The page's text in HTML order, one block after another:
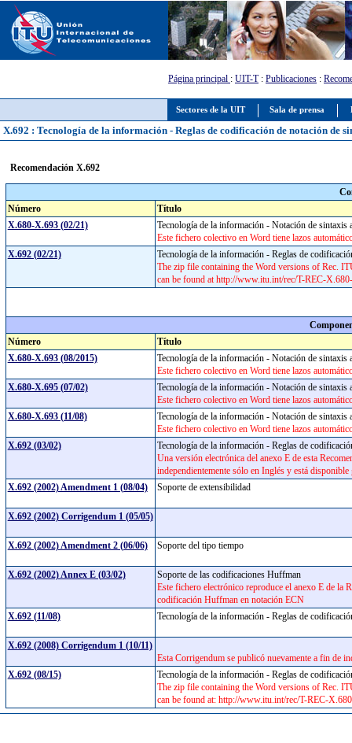
Sectores de la UIT Sala de prensa
Página principal : UIT-T: Publicaciones :
X.692 : Tecnología de la información - Reglas de codificación de notación de
Recomendación X.692
Número
Título
X.680-X.693 (02/21)
Tecnología de la información - Notación de
Este fichero colectivo en Word tiene lazos
X.692 (02/21)
Tecnología de la información - Reglas de
The zip file containing the Word versions of Rec.
can be found at http://www.itu.int/rec/T-REC-
Número
Título
X.680-X.693 (08/2015)
Tecnología de la información - Notación de
Este fichero colectivo en Word tiene lazos
X.680-X.695 (07/02)
Tecnología de la información - Notación de
Este fichero colectivo en Word tiene lazos
X.680-X.693 (11/08)
Tecnología de la información - Notación de
Este fichero colectivo en Word tiene lazos
X.692 (03/02)
Tecnología de la información - Reglas de
Una versión electrónica del anexo E de esta
independientemente sólo en Inglés y está
X.692 (2002) Amendment 1 (08/04)
Soporte de extensibilidad
X.692 (2002) Corrigendum 1 (05/05)
X.692 (2002) Amendment 2 (06/06) Soporte del tipo tiempo
X.692 (2002) Annex E (03/02)
Soporte de las codificaciones Huffman
Este fichero electrónico reproduce el anexo E de
codificación Huffman en notación ECN
X.692 (11/08)
Tecnología de la información - Reglas de
X.692 (2008) Corrigendum 1 (10/11)
Esta Corrigendum se publicó nuevamente a fin de
X.692 (08/15)
Tecnología de la información - Reglas de
The zip file containing the Word versions of Rec.
can be found at: http://www.itu.int/rec/T-REC-